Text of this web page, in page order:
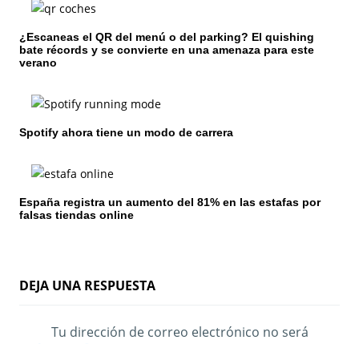
ó
n
d
e
n
t
a
¿Escaneas el QR del menú o del parking? El quishing
bate récords y se convierte en una amenaza para este
verano
Spotify ahora tiene un modo de carrera
España registra un aumento del 81% en las estafas por
falsas tiendas online
DEJA UNA RESPUESTA
Tu dirección de correo electrónico no será